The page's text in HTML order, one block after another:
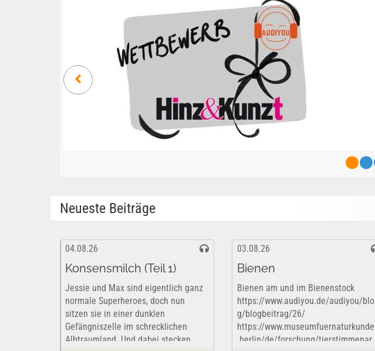
Neueste Beiträge
04.08.26
Konsensmilch (Teil 1)
Jessie und Max sind eigentlich ganz
normale Superheroes, doch nun
sitzen sie in einer dunklen
Gefängniszelle im schrecklichen
Albtraumland. Und dabei stecken
03.08.26
Bienen
Bienen am und im Bienenstock
https://www.audiyou.de/audiyou/blo
g/blogbeitrag/26/
https://www.museumfuernaturkunde
.berlin/de/forschung/tierstimmenar